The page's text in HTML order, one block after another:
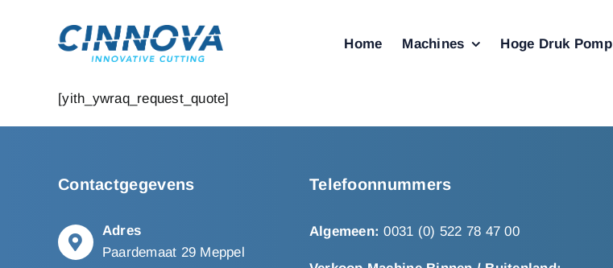
Home Machines Hoge Druk Pomp
[yith_ywraq_request_quote]
Contactgegevens
Adres
Paardemaat 29 Meppel
Telefoonnummers
Algemeen: 0031 (0) 522 78 47 00